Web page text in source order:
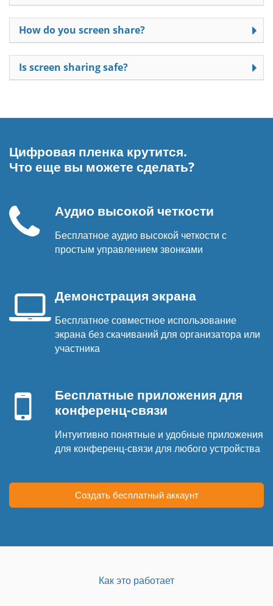
How do you screen share?
Is screen sharing safe?
Цифровая пленка крутится.
Что еще вы можете сделать?
Телефонная
Аудио высокой четкости
Бесплатное аудио высокой четкости с
простым управлением звонками
ноутбука
Демонстрация экрана
Бесплатное совместное использование
экрана без скачиваний для организатора или
участника
устройствоБесплатные приложения для
конференц-связи
Интуитивно понятные и удобные приложения
для конференц-связи для любого устройства
Создать бесплатный аккаунт
Как это работает